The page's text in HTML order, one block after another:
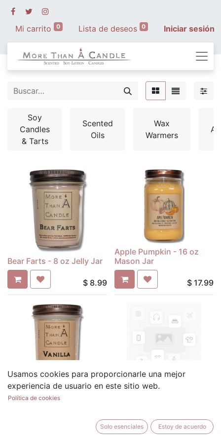
Mi carrito 0 Lista de deseos 0 Iniciar sesión
Soy
Candles
& Tarts
Scented
Oils
Wax
Warmers
Bear Farts - 8 oz Jelly Jar
$ 8.99
Apple Pumpkin - 16 oz
Mason Jar
$ 17.99
Vanilla - 8 oz Jelly Jar Duck Farts - 8 oz Jelly Jar
Usamos cookies para proporcionarle una mejor
experiencia de usuario en este sitio web.
Política de cookies
Solo esenciales Estoy de acuerdo